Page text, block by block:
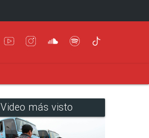
Video más visto